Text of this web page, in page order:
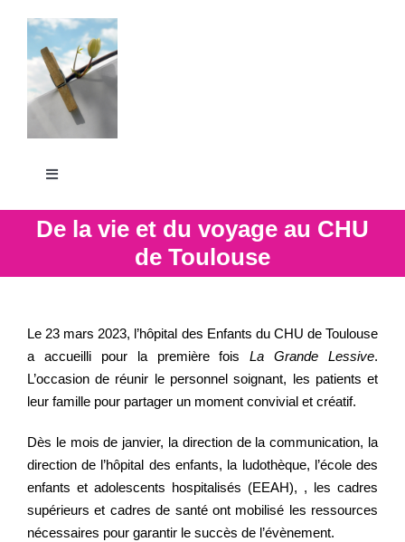
contenu
Toggle
La Grande Lessive
Participer
S’outiller
Partager
Regarder
Informer
De la vie et du voyage au CHU
de Toulouse
Le 23 mars 2023, l’hôpital des Enfants du CHU de Toulouse
a accueilli pour la première foisLa Grande Lessive.
L’occasion de réunir le personnel soignant, les patients et
leur famille pour partager un moment convivial et créatif.
Dès le mois de janvier, la direction de la communication, la
direction de l’hôpital des enfants, la ludothèque, l’école des
enfants et adolescents hospitalisés (EEAH), , les cadres
supérieurs et cadres de santé ont mobilisé les ressources
nécessaires pour garantir le succès de l’évènement.